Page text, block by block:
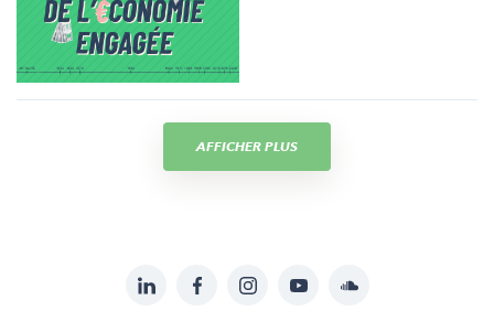
AFFICHER PLUS
LinkedInFacebookInstagramYouTubeSoundcloud